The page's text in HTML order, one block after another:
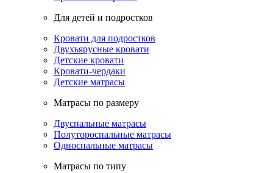
Для детей и подростков
Кровати для подростков
Двухъярусные кровати
Детские кровати
Кровати-чердаки
Детские матрасы
Матрасы по размеру
Двуспальные матрасы
Полутороспальные матрасы
Односпальные матрасы
Матрасы по типу